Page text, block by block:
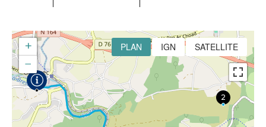
2
+
−
PLAN IGN SATELLITE